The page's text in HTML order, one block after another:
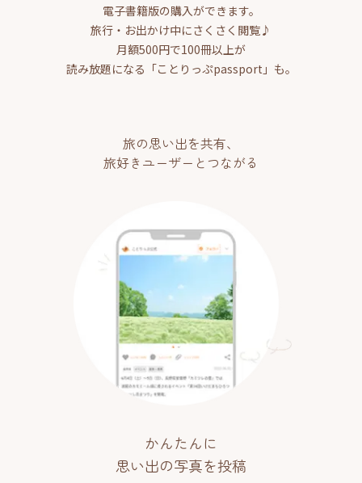
電子書籍版の購入ができます。
旅行・お出かけ中にさくさく閲覧♪
月額500円で100冊以上が
読み放題になる「ことりっぷpassport」も。
旅の思い出を共有、
旅好きユーザーとつながる
かんたんに
思い出の写真を投稿